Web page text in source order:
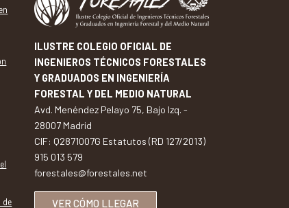
de
ILUSTRE COLEGIO OFICIAL DE
INGENIEROS TÉCNICOS FORESTALES
Y GRADUADOS EN INGENIERÍA
FORESTAL Y DEL MEDIO NATURAL
Avd. Menéndez Pelayo 75, Bajo Izq. -
28007 Madrid
CIF: Q2871007G Estatutos (RD 127/2013)
915 013 579
forestales@forestales.net
VER CÓMO LLEGAR